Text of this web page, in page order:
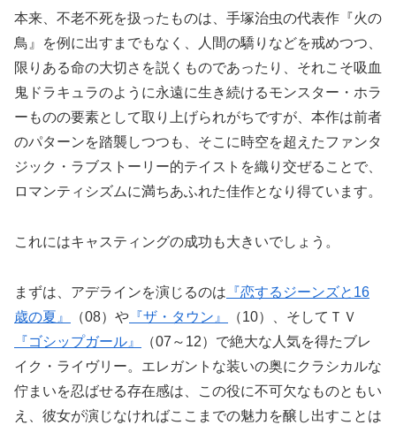
本来、不老不死を扱ったものは、手塚治虫の代表作『火の
鳥』を例に出すまでもなく、人間の驕りなどを戒めつつ、
限りある命の大切さを説くものであったり、それこそ吸血
鬼ドラキュラのように永遠に生き続けるモンスター・ホラ
ーものの要素として取り上げられがちですが、本作は前者
のパターンを踏襲しつつも、そこに時空を超えたファンタ
ジック・ラブストーリー的テイストを織り交ぜることで、
ロマンティシズムに満ちあふれた佳作となり得ています。
これにはキャスティングの成功も大きいでしょう。
まずは、アデラインを演じるのは 『恋するジーンズと16
歳の夏』
（08）や 『ザ・タウン』
（10）、そしてＴＶ
『ゴシップガール』
（07～12）で絶大な人気を得たブレ
イク・ライヴリー。エレガントな装いの奥にクラシカルな
佇まいを忍ばせる存在感は、この役に不可欠なものともい
え、彼女が演じなければここまでの魅力を醸し出すことは